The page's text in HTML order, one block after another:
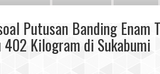
Putusan Banding Enam
402 Kilogram di Sukabumi